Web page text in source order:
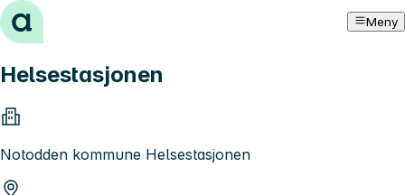
Hopp til innhold Meny
Helsestasjonen
Notodden kommune Helsestasjonen